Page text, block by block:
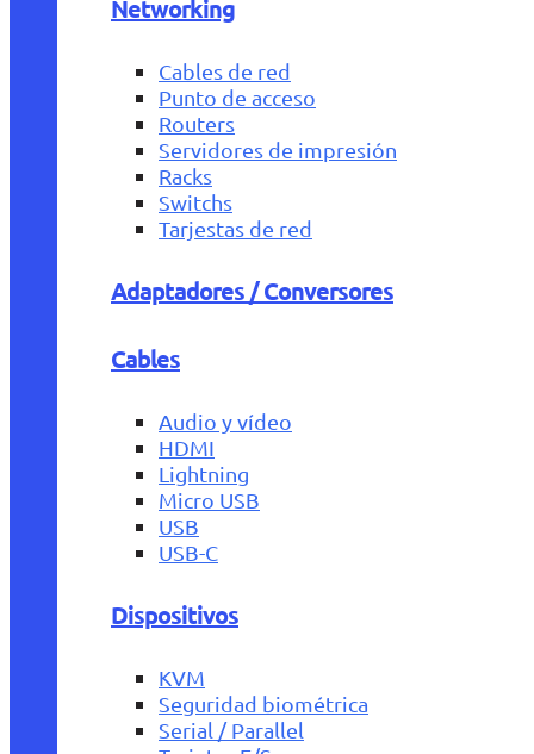
Networking
Cables de red
Punto de acceso
Routers
Servidores de impresión
Racks
Switchs
Tarjestas de red
Adaptadores / Conversores
Cables
Audio y vídeo
HDMI
Lightning
Micro USB
USB
USB-C
Dispositivos
KVM
Seguridad biométrica
Serial / Parallel